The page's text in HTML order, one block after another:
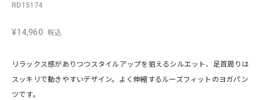
RD15174
¥14,960 税込
リラックス感がありつつスタイルアップを狙えるシルエット、足首周りは
スッキリで動きやすいデザイン。よく伸縮するルーズフィットのヨガパン
ツです。